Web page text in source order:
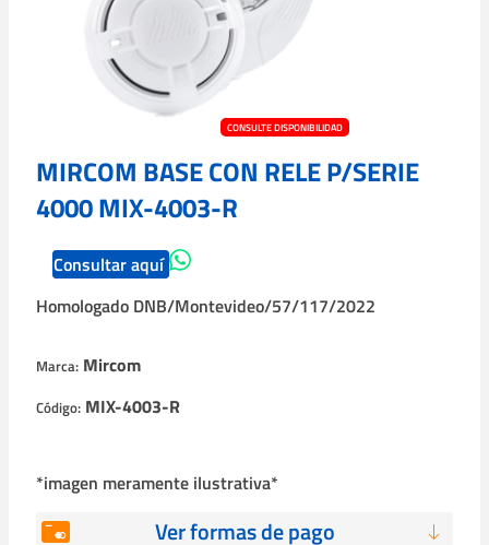
CONSULTE DISPONIBILIDAD
MIRCOM BASE CON RELE P/SERIE
4000 MIX-4003-R
Consultar aquí
Homologado DNB/Montevideo/57/117/2022
Marca: Mircom
Código: MIX-4003-R
*imagen meramente ilustrativa*
Ver formas de pago